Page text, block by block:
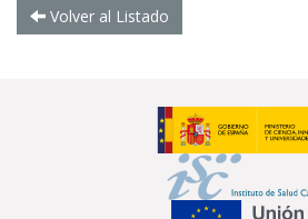
Volver al Listado